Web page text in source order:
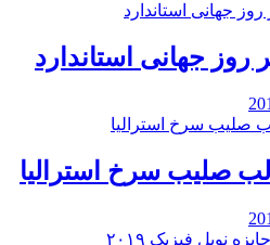
صلیب سرخ استرالیا